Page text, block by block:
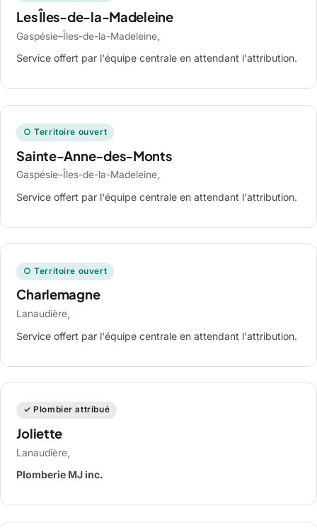
Les Îles-de-la-Madeleine
Gaspésie–Îles-de-la-Madeleine,
Service offert par l'équipe centrale en attendant l'attribution.
○ Territoire ouvert
Sainte-Anne-des-Monts
Gaspésie–Îles-de-la-Madeleine,
Service offert par l'équipe centrale en attendant l'attribution.
○ Territoire ouvert
Charlemagne
Lanaudière,
Service offert par l'équipe centrale en attendant l'attribution.
✓ Plombier attribué
Joliette
Lanaudière,
Plomberie MJ inc.